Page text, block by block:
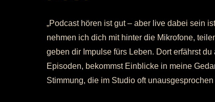
„Podcast hören ist gut – aber live dabei sein
nehmen ich dich mit hinter die Mikrofone,
geben dir Impulse fürs Leben. Dort erfährst du
Episoden, bekommst Einblicke in meine
Stimmung, die im Studio oft unausgesprochen